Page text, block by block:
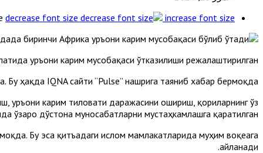
decrease font size increase font size
Қуръони карим мусобақаси ўтказилиши режалаштирилган.
Бу ҳақда IQNA сайти “Pulse” нашрига таяниб хабар бермоқда.
Қуръони карим тиловати даражасини ошириш, қориларнинг ўз
дўстона муносабатларни мустаҳкамлашга қаратилган.
Бу эса қитъадаги ислом мамлакатларида муҳим воқеага
айланади.